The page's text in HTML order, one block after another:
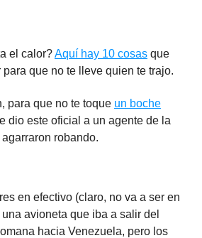
el calor?Aquí hay 10 cosas que
para que no te lleve quien te trajo.
para que no te toque un boche
dio este oficial a un agente de la
robando.
en efectivo (claro, no va a ser en
avioneta que iba a salir del
hacia Venezuela, pero los